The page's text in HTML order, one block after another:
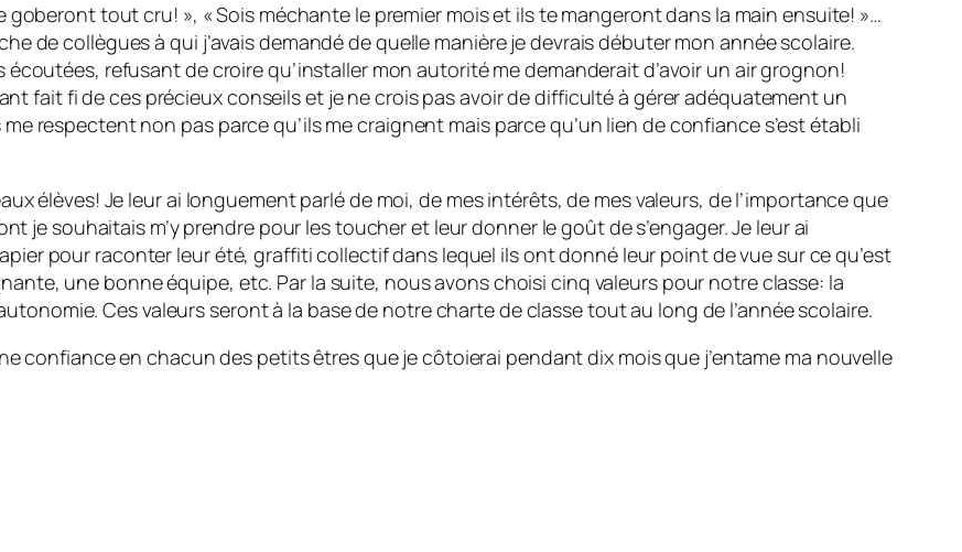
tout cru! », « Sois méchante le premier mois et ils te mangeront dans la main ensuite! »…
de collègues à qui j’avais demandé de quelle manière je devrais débuter mon année scolaire.
refusant de croire qu’installer mon autorité me demanderait d’avoir un air grognon!
fait fi de ces précieux conseils et je ne crois pas avoir de difficulté à gérer adéquatement un
respectent non pas parce qu’ils me craignent mais parce qu’un lien de confiance s’est établi
élèves! Je leur ai longuement parlé de moi, de mes intérêts, de mes valeurs, de l’importance que
je souhaitais m’y prendre pour les toucher et leur donner le goût de s’engager. Je leur ai
pour raconter leur été, graffiti collectif dans lequel ils ont donné leur point de vue sur ce qu’est
une bonne équipe, etc. Par la suite, nous avons choisi cinq valeurs pour notre classe: la
Ces valeurs seront à la base de notre charte de classe tout au long de l’année scolaire.
confiance en chacun des petits êtres que je côtoierai pendant dix mois que j’entame ma nouvelle